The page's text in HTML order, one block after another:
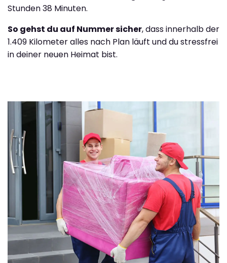
Stunden 38 Minuten.
So gehst du auf Nummer sicher, dass innerhalb der
1.409 Kilometer alles nach Plan läuft und du stressfrei
in deiner neuen Heimat bist.